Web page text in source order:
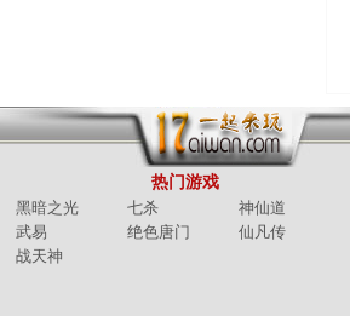
热门游戏
黑暗之光 七杀
神仙道
武易
绝色唐门
仙凡传
战天神